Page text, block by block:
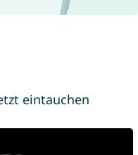
eintauchen